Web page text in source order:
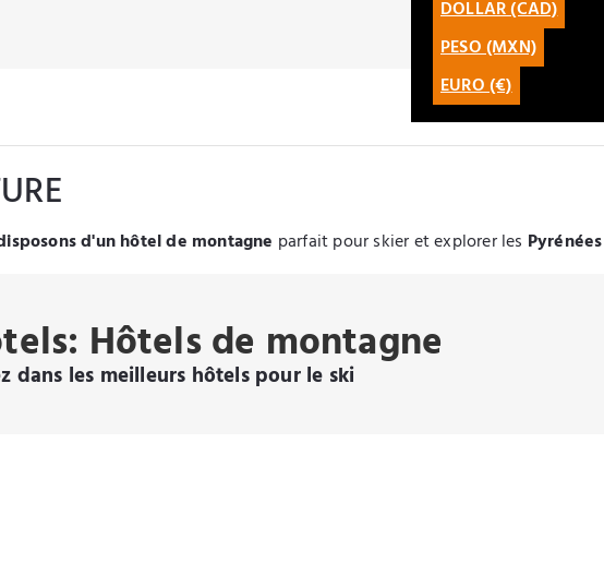
CATALÀ
LATAM
DOLLAR (CAD)
PESO (MXN)
EURO (€)
d'un hôtel de montagne parfait pour skier et explorer les
Hôtels de montagne
dans les meilleurs hôtels pour le ski